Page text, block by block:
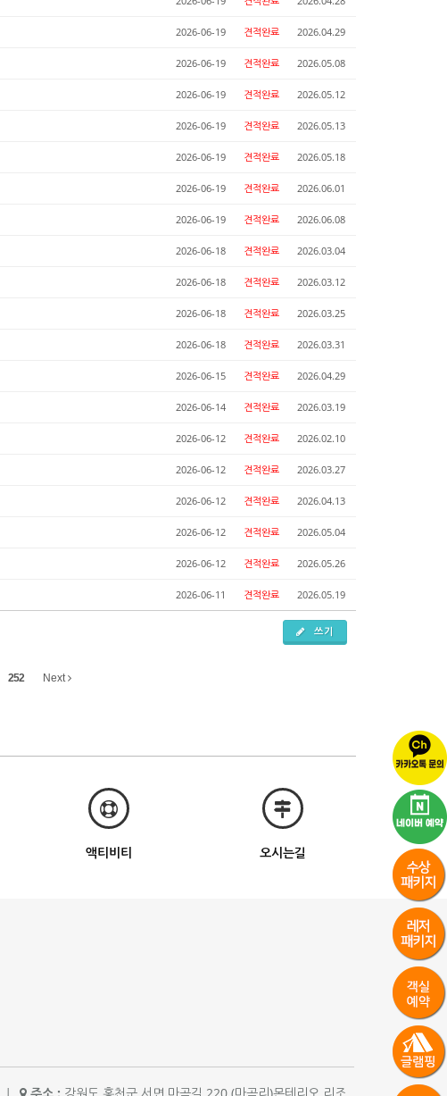
2026-06-19 견적완료 2026.04.29
2026-06-19 견적완료 2026.05.08
2026-06-19 견적완료 2026.05.12
2026-06-19 견적완료 2026.05.13
2026-06-19 견적완료 2026.05.18
2026-06-19 견적완료 2026.06.01
2026-06-19 견적완료 2026.06.08
2026-06-18 견적완료 2026.03.04
2026-06-18 견적완료 2026.03.12
2026-06-18 견적완료 2026.03.25
2026-06-18 견적완료 2026.03.31
2026-06-15 견적완료 2026.04.29
2026-06-14 견적완료 2026.03.19
2026-06-12 견적완료 2026.02.10
2026-06-12 견적완료 2026.03.27
2026-06-12 견적완료 2026.04.13
2026-06-12 견적완료 2026.05.04
2026-06-12 견적완료 2026.05.26
2026-06-11 견적완료 2026.05.19
쓰기
252 Next
액티비티 오시는길